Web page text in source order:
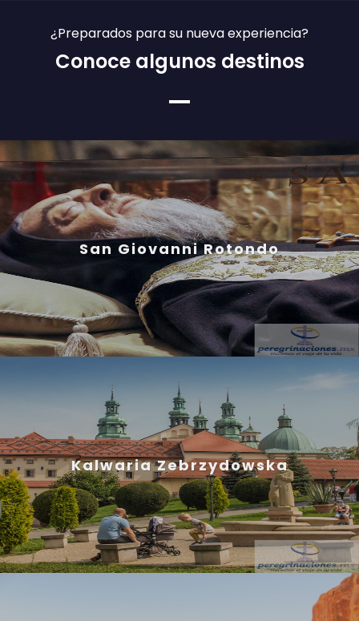
¿Preparados para su nueva experiencia?
Conoce algunos destinos
San Giovanni Rotondo
Kalwaria Zebrzydowska